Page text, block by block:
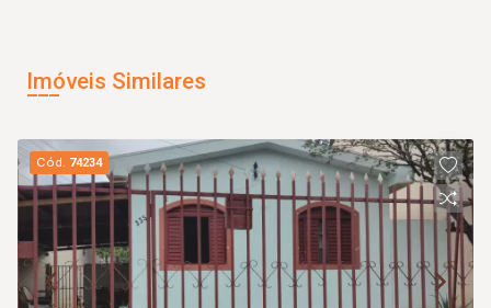
Imóveis Similares
Cód. 74234